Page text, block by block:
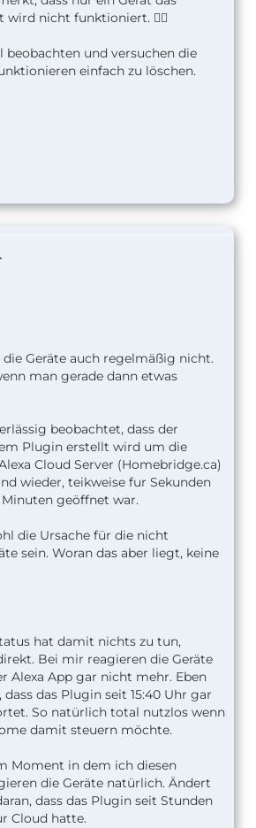
wird nicht funktioniert. 🤷‍♂️
beobachten und versuchen die
einfach zu löschen.
Geräte auch regelmäßig nicht.
man gerade dann etwas
beobachtet, dass der
Plugin erstellt wird um die
Cloud Server (Homebridge.ca)
wieder, teikweise fur Sekunden
geöffnet war.
die Ursache für die nicht
sein. Woran das aber liegt, keine
hat damit nichts zu tun,
Bei mir reagieren die Geräte
Alexa App gar nicht mehr. Eben
dass das Plugin seit 15:40 Uhr gar
So natürlich total nutzlos wenn
damit steuern möchte.
Moment in dem ich diesen
die Geräte natürlich. Ändert
dass das Plugin seit Stunden
Cloud hatte.